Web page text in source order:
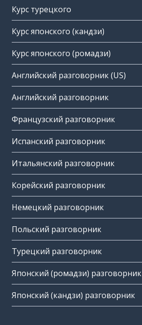
Курс турецкого
Курс японского (кандзи)
Курс японского (ромадзи)
Английский разговорник (US)
Английский разговорник
Французский разговорник
Испанский разговорник
Итальянский разговорник
Корейский разговорник
Немецкий разговорник
Польский разговорник
Турецкий разговорник
Японский (ромадзи) разговорник
Японский (кандзи) разговорник